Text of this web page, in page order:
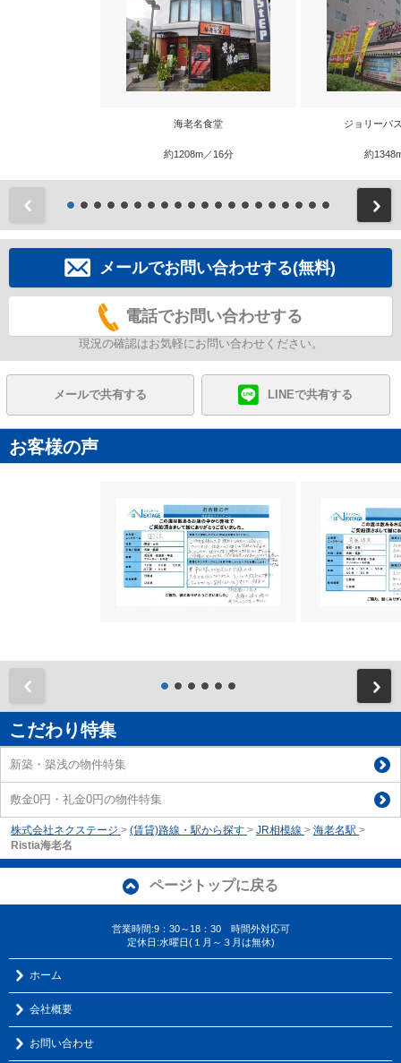
海老名食堂
約1208m／16分
ジョリーパ
約
メールでお問い合わせする(無料)
電話でお問い合わせする
現況の確認はお気軽にお問い合わせください。
メールで共有する LINEで共有する
お客様の声
こだわり特集
新築・築浅の物件特集
敷金0円・礼金0円の物件特集
株式会社ネクステージ > (賃貸)路線・駅から探す > JR相模線 > 海老名駅 >
Ristia海老名
ページトップに戻る
営業時間:9：30～18：30 時間外対応可
定休日:水曜日(１月～３月は無休)
ホーム
会社概要
お問い合わせ